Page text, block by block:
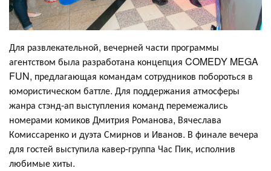
Для развлекательной, вечерней части программы
агентством была разработана концепция COMEDY MEGA
FUN, предлагающая командам сотрудников побороться в
юмористическом баттле. Для поддержания атмосферы
жанра стэнд-ап выступления команд перемежались
номерами комиков Дмитрия Романова, Вячеслава
Комиссаренко и дуэта Смирнов и Иванов. В финале вечера
для гостей выступила кавер-группа Час Пик, исполнив
любимые хиты.